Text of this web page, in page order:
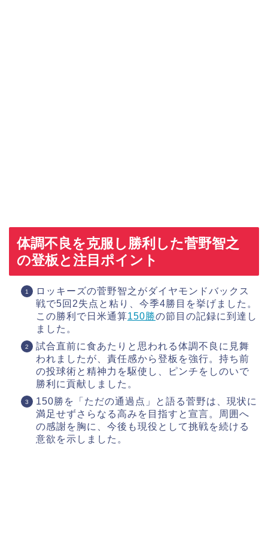
体調不良を克服し勝利した菅野智之
の登板と注目ポイント
ロッキーズの菅野智之がダイヤモンドバックス
戦で5回2失点と粘り、今季4勝目を挙げました。
この勝利で日米通算150勝の節目の記録に到達し
ました。
試合直前に食あたりと思われる体調不良に見舞
われましたが、責任感から登板を強行。持ち前
の投球術と精神力を駆使し、ピンチをしのいで
勝利に貢献しました。
150勝を「ただの通過点」と語る菅野は、現状に
満足せずさらなる高みを目指すと宣言。周囲へ
の感謝を胸に、今後も現役として挑戦を続ける
意欲を示しました。